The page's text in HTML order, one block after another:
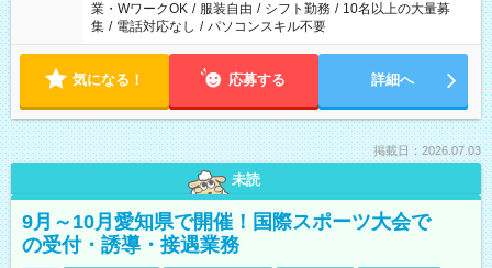
業・WワークOK / 服装自由 / シフト勤務 / 10名以上の大量募
集 / 電話対応なし / パソコンスキル不要
気になる！ 応募する 詳細へ
掲載日：2026.07.03
未読
9月～10月愛知県で開催！国際スポーツ大会で
の受付・誘導・接遇業務